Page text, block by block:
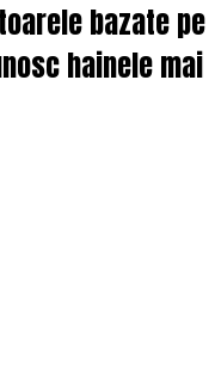
bazate pe
hainele mai